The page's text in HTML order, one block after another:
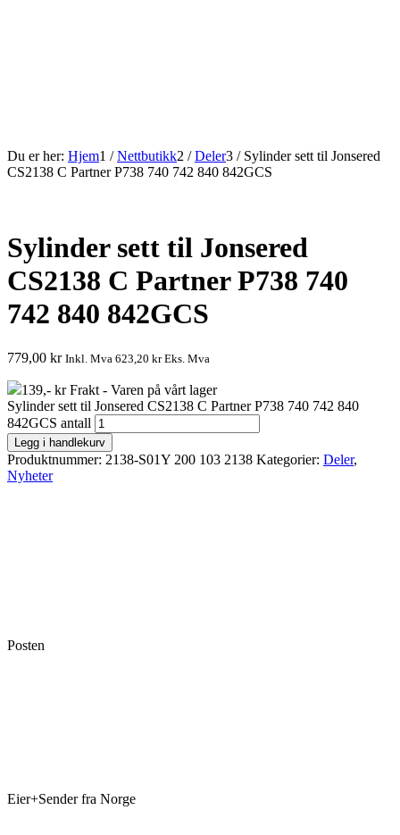
Du er her: Hjem1 / Nettbutikk2 / Deler3 / Sylinder sett til Jonsered
CS2138 C Partner P738 740 742 840 842GCS
Sylinder sett til Jonsered
CS2138 C Partner P738 740
742 840 842GCS
779,00 kr Inkl. Mva 623,20 krEks. Mva
139,- kr Frakt - Varen på vårt lager
Sylinder sett til Jonsered CS2138 C Partner P738 740 742 840
842GCS antall
Legg i handlekurv
Produktnummer: 2138-S01Y 200 103 2138 Kategorier: Deler,
Nyheter
Posten
Eier+Sender fra Norge